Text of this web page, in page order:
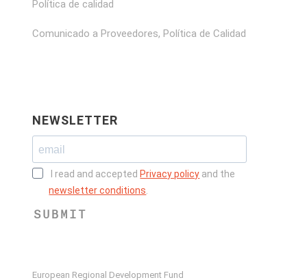
Política de calidad
Comunicado a Proveedores, Política de Calidad
NEWSLETTER
I read and accepted Privacy policy and the
newsletter conditions
SUBMIT
European Regional Development Fund